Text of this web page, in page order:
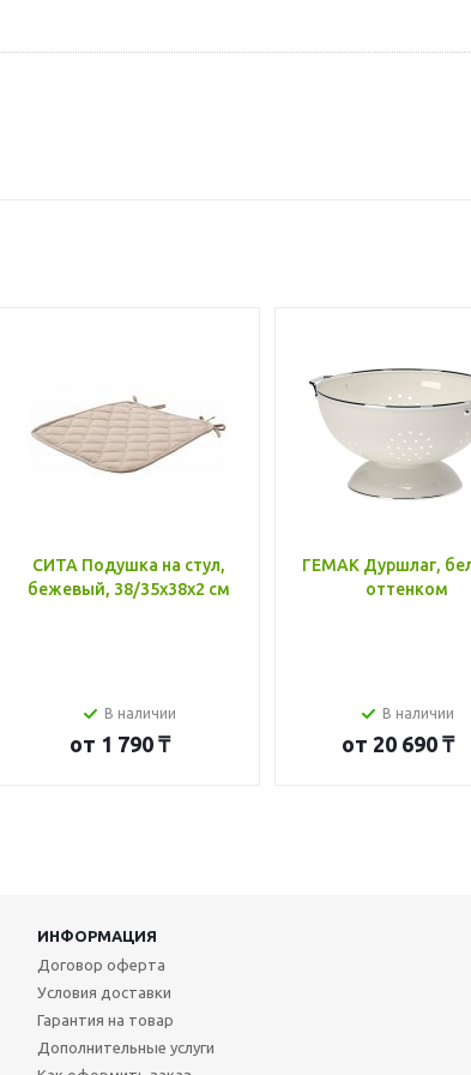
СИТА Подушка на стул,
бежевый, 38/35x38x2 см
В наличии
от 1 790 ₸
ГЕМАК Дуршлаг,
оттенком
В наличии
от 20 690 ₸
ИНФОРМАЦИЯ
Договор оферта
Условия доставки
Гарантия на товар
Дополнительные услуги